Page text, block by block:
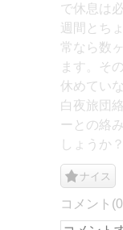
で休息は
週間とち
常なら数
ます。そ
休めてい
白夜旅団
ーとの絡
しょうか？
ナイス
コメント